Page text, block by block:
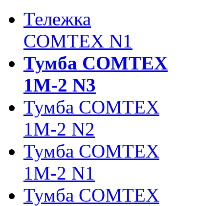
Тележка
COMTEX N1
Тумба COMTEX
1М-2 N3
Тумба COMTEX
1М-2 N2
Тумба COMTEX
1М-2 N1
Тумба COMTEX